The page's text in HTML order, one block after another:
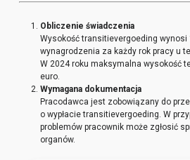
Obliczenie świadczenia
Wysokość transitievergoeding
wynagrodzenia za każdy rok pracy u
W 2024 roku maksymalna wysokość
euro.
Wymagana dokumentacja
Pracodawca jest zobowiązany do
o wypłacie transitievergoeding. W
problemów pracownik może zgłosić
organów.